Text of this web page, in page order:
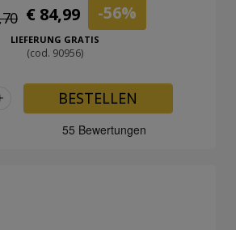
€ 84,99 -56%
LIEFERUNG GRATIS
(cod. 90956)
BESTELLEN